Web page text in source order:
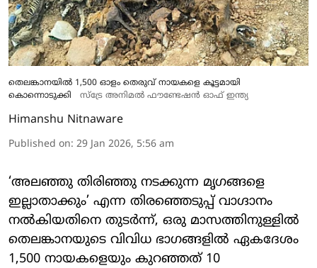
തെലങ്കാനയിൽ 1,500 ഓളം തെരുവ് നായകളെ കൂട്ടമായി
കൊന്നൊടുക്കി
സ്ട്രേ അനിമൽ ഫൗണ്ടേഷൻ ഓഫ് ഇന്ത്യ
Himanshu Nitnaware
Published on: 29 Jan 2026, 5:56 am
‘അലഞ്ഞു തിരിഞ്ഞു നടക്കുന്ന മൃഗങ്ങളെ
ഇല്ലാതാക്കും’ എന്ന തിരഞ്ഞെടുപ്പ് വാഗ്ദാനം
നൽകിയതിനെ തുടർന്ന്, ഒരു മാസത്തിനുള്ളിൽ
തെലങ്കാനയുടെ വിവിധ ഭാഗങ്ങളിൽ ഏകദേശം
1,500 നായകളെയും കുറഞ്ഞത് 10